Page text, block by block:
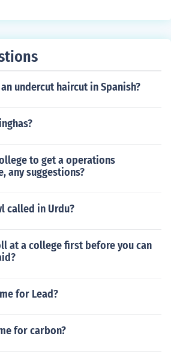
undercut haircut in Spanish?
to get a operations
any suggestions?
called in Urdu?
at a college first before you can
for Lead?
for carbon?